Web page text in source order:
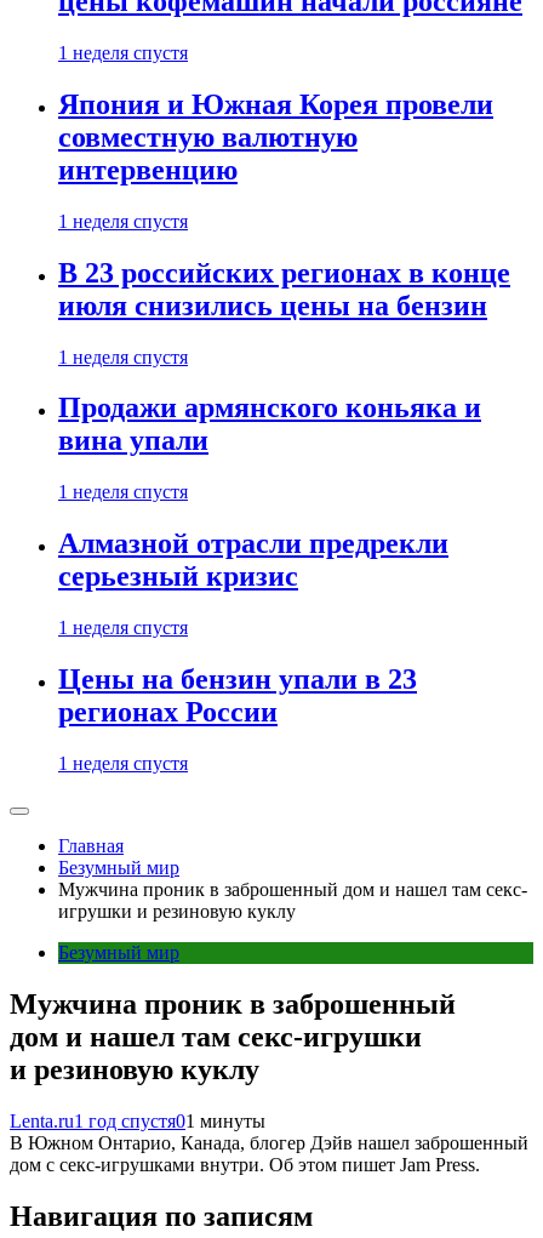
1 неделя спустя
Япония и Южная Корея провели
совместную валютную
интервенцию
1 неделя спустя
В 23 российских регионах в конце
июля снизились цены на бензин
1 неделя спустя
Продажи армянского коньяка и
вина упали
1 неделя спустя
Алмазной отрасли предрекли
серьезный кризис
1 неделя спустя
Цены на бензин упали в 23
регионах России
1 неделя спустя
Главная
Безумный мир
Мужчина проник в заброшенный дом и нашел там секс-
игрушки и резиновую куклу
Безумный мир
Мужчина проник в заброшенный
дом и нашел там секс-игрушки
и резиновую куклу
Lenta.ru1 год спустя01 минуты
В Южном Онтарио, Канада, блогер Дэйв нашел заброшенный
дом с секс-игрушками внутри. Об этом пишет Jam Press.
Навигация по записям